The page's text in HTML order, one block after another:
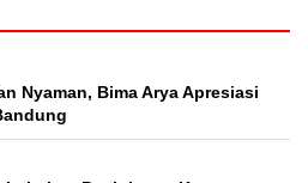
Nyaman, Bima Arya Apresiasi